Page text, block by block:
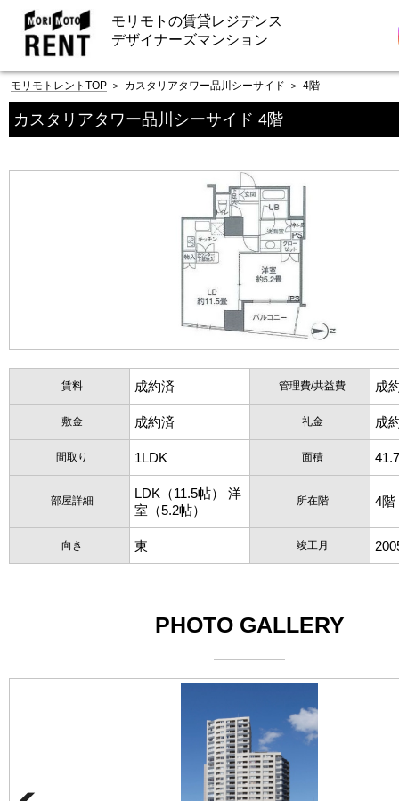
モリモトの賃貸レジデンス
デザイナーズマンション
モリモトレントTOP ＞ カスタリアタワー品川シーサイド ＞ 4階
カスタリアタワー品川シーサイド 4階
賃料 成約済 管理費/共益費 成
敷金 成約済 礼金 成
間取り 1LDK 面積
部屋詳細
LDK（11.5帖） 洋
室（5.2帖）
所在階 4階
向き 東 竣工月
PHOTO GALLERY